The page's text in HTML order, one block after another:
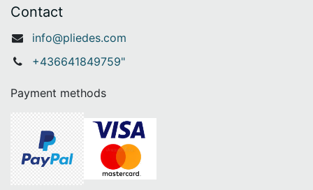
Contact
info@pliedes.com
+436641849759"
Payment methods